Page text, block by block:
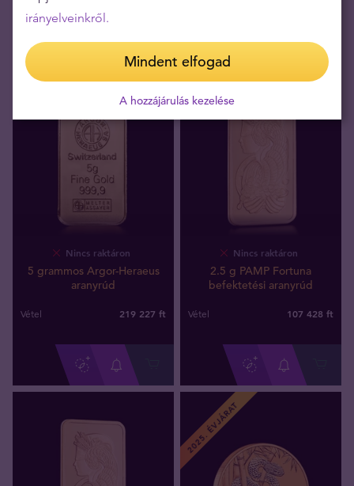
Nincs raktáron
5 grammos Argor-Heraeus
aranyrúd
Vétel 219 227 ft
Nincs raktáron
2.5 g PAMP Fortuna
befektetési aranyrúd
Vétel 107 428 ft
2025. ÉVJÁRAT
irányelveinkről.
Mindent elfogad
A hozzájárulás kezelése